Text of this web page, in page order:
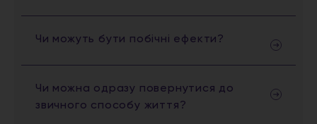
Чи можуть бути побічні ефекти?
Чи можна одразу повернутися до
звичного способу життя?